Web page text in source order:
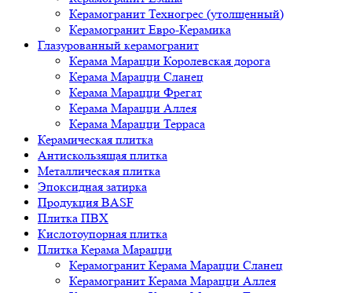
Керамогранит Техногрес (утолщенный)
Керамогранит Евро-Керамика
Глазурованный керамогранит
Керама Марацци Королевская дорога
Керама Марацци Сланец
Керама Марацци Фрегат
Керама Марацци Аллея
Керама Марацци Терраса
Керамическая плитка
Антискользящая плитка
Металлическая плитка
Эпоксидная затирка
Продукция BASF
Плитка ПВХ
Кислотоупорная плитка
Плитка Керама Марацци
Керамогранит Керама Марацци Сланец
Керамогранит Керама Марацци Аллея